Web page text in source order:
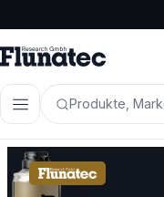
Produkte,